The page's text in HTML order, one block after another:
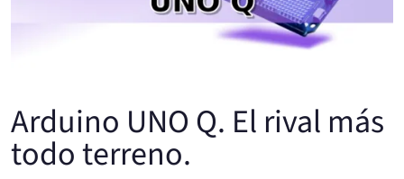
Arduino UNO Q. El rival más
todo terreno.